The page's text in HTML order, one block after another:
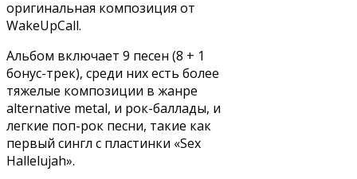
оригинальная композиция от
WakeUpCall.
Альбом включает 9 песен (8 + 1
бонус-трек), среди них есть более
тяжелые композиции в жанре
alternative metal, и рок-баллады, и
легкие поп-рок песни, такие как
первый сингл с пластинки «Sex
Hallelujah».